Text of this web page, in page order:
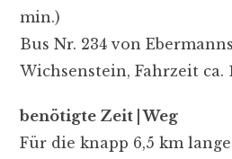
min.)
Bus Nr. 234 von
Wichsenstein, Fahrzeit ca.
benötigte Zeit | Weg
Für die knapp 6,5 km